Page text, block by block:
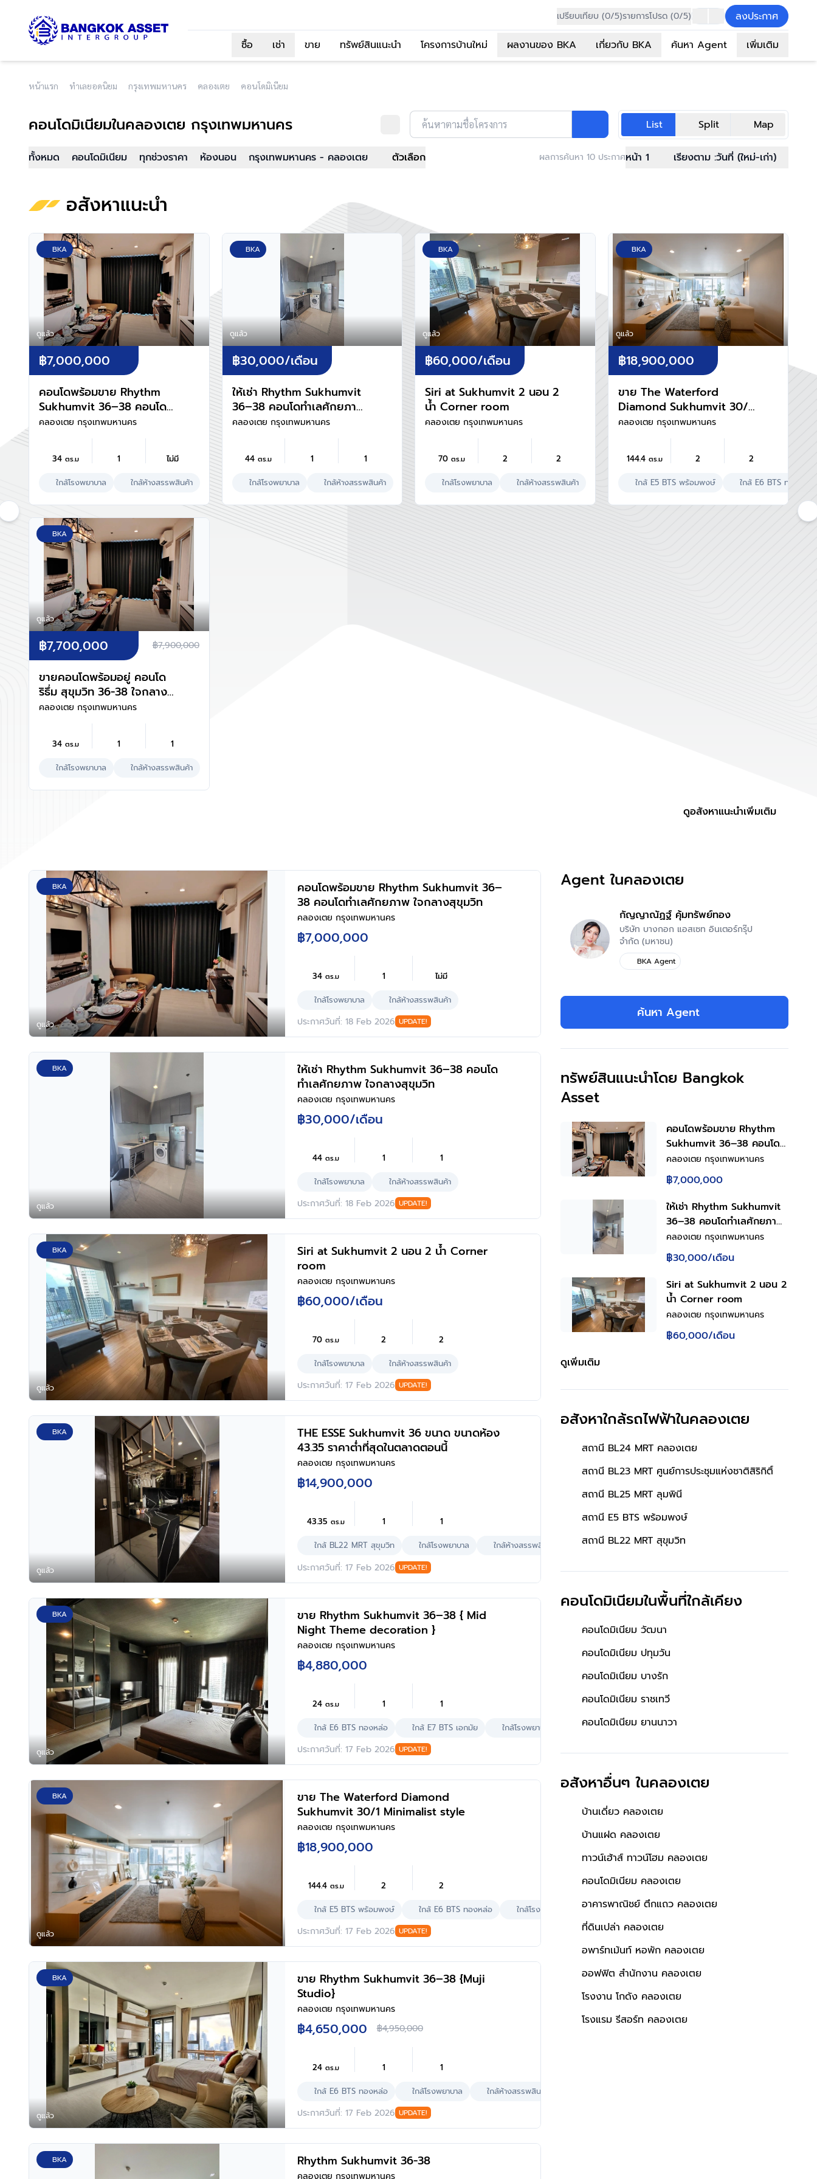
เปรียบเทียบ (0/5)รายการโปรด (0/5)
ลงประกาศ
ซื้อ
เช่า ขาย ทรัพย์สินแนะนำ โครงการบ้านใหม่ ผลงานของ BKA เกี่ยวกับ BKA ค้นหา Agent เพิ่มเติม
หน้าแรก ทำเลยอดนิยม กรุงเทพมหานคร คลองเตย คอนโดมิเนียม
คอนโดมิเนียมในคลองเตย กรุงเทพมหานคร ค้นหาตามชื่อโครงการ List Split Map
ทั้งหมด คอนโดมิเนียม ทุกช่วงราคา ห้องนอน กรุงเทพมหานคร - คลองเตย ตัวเลือก ผลการค้นหา 10 ประกาศหน้า 1 เรียงตาม :วันที่ (ใหม่-เก่า)
อสังหาแนะนำ
BKA
ดูแล้ว
฿7,000,000
คอนโดพร้อมขาย Rhythm
Sukhumvit 36–38 คอนโด
ทำเลศักยภาพ ใจกลางสุขุมวิท
คลองเตย กรุงเทพมหานคร
34 ตร.ม 1 ไม่มี
ใกล้โรงพยาบาล ใกล้ห้างสรรพสินค้า
BKA
ดูแล้ว
฿30,000/เดือน
ให้เช่า Rhythm Sukhumvit
36–38 คอนโดทำเลศักยภาพ
ใจกลางสุขุมวิท
คลองเตย กรุงเทพมหานคร
44ตร.ม 1 1
ใกล้โรงพยาบาล ใกล้ห้างสรรพสินค้า
BKA
ดูแล้ว
฿60,000/เดือน
Siri at Sukhumvit 2 นอน 2
น้ำ Corner room
คลองเตย กรุงเทพมหานคร
70 ตร.ม 2 2
ใกล้โรงพยาบาล ใกล้ห้างสรรพสินค้า
BKA
ดูแล้ว
฿18,900,000
ขาย The Waterford
Diamond Sukhumvit 30/1
Minimalist style
คลองเตย กรุงเทพมหานคร
144.4 ตร.ม 2 2
ใกล้ E5 BTS พร้อมพงษ์ ใกล้ E6 BTS ทองหล่อ
BKA
ดูแล้ว
฿7,700,000 ฿7,900,000
ขายคอนโดพร้อมอยู่ คอนโด
ริธึ่ม สุขุมวิท 36-38 ใจกลาง
กรุงเทพ ตกแต่งพร้อมเข้าอยู่ะ
คลองเตย กรุงเทพมหานคร
34 ตร.ม 1 1
ใกล้โรงพยาบาล ใกล้ห้างสรรพสินค้า
ดูอสังหาแนะนำเพิ่มเติม
BKA
ดูแล้ว
คอนโดพร้อมขาย Rhythm Sukhumvit 36–
38 คอนโดทำเลศักยภาพ ใจกลางสุขุมวิท
คลองเตย กรุงเทพมหานคร
฿7,000,000
34ตร.ม 1 ไม่มี
ใกล้โรงพยาบาล ใกล้ห้างสรรพสินค้า
ประกาศวันที่: 18 Feb 2026 UPDATE!
BKA
ดูแล้ว
ให้เช่า Rhythm Sukhumvit 36–38 คอนโด
ทำเลศักยภาพ ใจกลางสุขุมวิท
คลองเตย กรุงเทพมหานคร
฿30,000/เดือน
44ตร.ม 1 1
ใกล้โรงพยาบาล ใกล้ห้างสรรพสินค้า
ประกาศวันที่: 18 Feb 2026 UPDATE!
BKA
ดูแล้ว
Siri at Sukhumvit 2 นอน 2 น้ำ Corner
room
คลองเตย กรุงเทพมหานคร
฿60,000/เดือน
70ตร.ม 2 2
ใกล้โรงพยาบาล ใกล้ห้างสรรพสินค้า
ประกาศวันที่: 17 Feb 2026 UPDATE!
BKA
ดูแล้ว
THE ESSE Sukhumvit 36 ขนาด ขนาดห้อง
43.35 ราคาต่ำที่สุดในตลาดตอนนี้
คลองเตย กรุงเทพมหานคร
฿14,900,000
43.35ตร.ม 1 1
ใกล้ BL22 MRT สุขุมวิท ใกล้โรงพยาบาล ใกล้ห้างสรรพสินค้า
ประกาศวันที่: 17 Feb 2026 UPDATE!
BKA
ดูแล้ว
ขาย Rhythm Sukhumvit 36–38 { Mid
Night Theme decoration }
คลองเตย กรุงเทพมหานคร
฿4,880,000
24ตร.ม 1 1
ใกล้ E6 BTS ทองหล่อ ใกล้ E7 BTS เอกมัย ใกล้โรงพยาบาล ใกล้ห้างสรรพสินค้า ผลรวมบ้านเลขที่ 1
ประกาศวันที่: 17 Feb 2026 UPDATE!
BKA
ดูแล้ว
ขาย The Waterford Diamond
Sukhumvit 30/1 Minimalist style
คลองเตย กรุงเทพมหานคร
฿18,900,000
144.4 ตร.ม 2 2
ใกล้ E5 BTS พร้อมพงษ์ ใกล้ E6 BTS ทองหล่อ ใกล้โรงพยาบาล ใกล้ห้างสรรพสินค้า ผลรวมบ้านเลขที่ 2
ประกาศวันที่: 17 Feb 2026 UPDATE!
BKA
ดูแล้ว
ขาย Rhythm Sukhumvit 36–38 {Muji
Studio}
คลองเตย กรุงเทพมหานคร
฿4,650,000 ฿4,950,000
24ตร.ม 1 1
ใกล้ E6 BTS ทองหล่อ ใกล้โรงพยาบาล ใกล้ห้างสรรพสินค้า
ประกาศวันที่: 17 Feb 2026 UPDATE!
BKA Rhythm Sukhumvit 36-38
คลองเตย กรุงเทพมหานคร
Agent ในคลองเตย
กัญญาณัฏฐ์ คุ้มทรัพย์ทอง
บริษัท บางกอก แอสเซท อินเตอร์กรุ๊ป
จำกัด (มหาชน)
BKA Agent
ค้นหา Agent
ทรัพย์สินแนะนำโดย Bangkok
Asset
คอนโดพร้อมขาย Rhythm
Sukhumvit 36–38 คอนโด
ทำเลศักยภาพ ใจกลางสุขุมวิท
คลองเตย กรุงเทพมหานคร
฿7,000,000
ให้เช่า Rhythm Sukhumvit
36–38 คอนโดทำเลศักยภาพ
ใจกลางสุขุมวิท
คลองเตย กรุงเทพมหานคร
฿30,000/เดือน
Siri at Sukhumvit 2 นอน 2
น้ำ Corner room
คลองเตย กรุงเทพมหานคร
฿60,000/เดือน
ดูเพิ่มเติม
อสังหาใกล้รถไฟฟ้าในคลองเตย
สถานี BL24 MRT คลองเตย
สถานี BL23 MRT ศูนย์การประชุมแห่งชาติสิริกิติ์
สถานี BL25 MRT ลุมพินี
สถานี E5 BTS พร้อมพงษ์
สถานี BL22 MRT สุขุมวิท
คอนโดมิเนียมในพื้นที่ใกล้เคียง
คอนโดมิเนียม วัฒนา
คอนโดมิเนียม ปทุมวัน
คอนโดมิเนียม บางรัก
คอนโดมิเนียม ราชเทวี
คอนโดมิเนียม ยานนาวา
อสังหาอื่นๆในคลองเตย
บ้านเดี่ยว คลองเตย
บ้านแฝด คลองเตย
ทาวน์เฮ้าส์ ทาวน์โฮม คลองเตย
คอนโดมิเนียม คลองเตย
อาคารพาณิชย์ ตึกแถว คลองเตย
ที่ดินเปล่า คลองเตย
อพาร์ทเม้นท์ หอพัก คลองเตย
ออฟฟิต สำนักงาน คลองเตย
โรงงาน โกดัง คลองเตย
โรงแรม รีสอร์ท คลองเตย